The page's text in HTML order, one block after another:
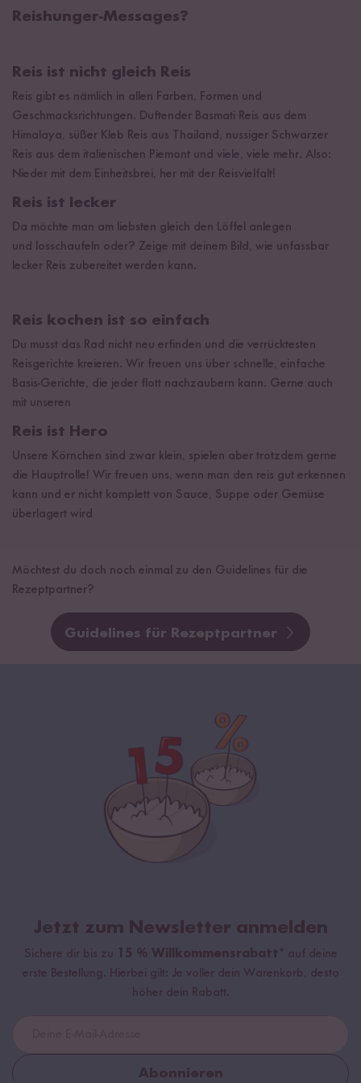
Reishunger-Messages?
Reis ist nicht gleich Reis
Reis gibt es nämlich in allen Farben, Formen und
Geschmacksrichtungen. Duftender Basmati Reis aus dem
Himalaya, süßer Kleb Reis aus Thailand, nussiger Schwarzer
Reis aus dem italienischen Piemont und viele, viele mehr. Also:
Nieder mit dem Einheitsbrei, her mit der Reisvielfalt!
Reis ist lecker
Da möchte man am liebsten gleich den Löffel anlegen
und losschaufeln oder? Zeige mit deinem Bild, wie unfassbar
lecker Reis zubereitet werden kann.
Reis kochen ist so einfach
Du musst das Rad nicht neu erfinden und die verrücktesten
Reisgerichte kreieren. Wir freuen uns über schnelle, einfache
Basis-Gerichte, die jeder flott nachzaubern kann. Gerne auch
mit unseren
Reis ist Hero
Unsere Körnchen sind zwar klein, spielen aber trotzdem gerne
die Hauptrolle! Wir freuen uns, wenn man den reis gut erkennen
kann und er nicht komplett von Sauce, Suppe oder Gemüse
überlagert wird
Möchtest du doch noch einmal zu den Guidelines für die
Rezeptpartner?
Guidelines für Rezeptpartner
Jetzt zum Newsletter anmelden
Sichere dir bis zu 15 % Willkommensrabatt* auf deine
erste Bestellung. Hierbei gilt: Je voller dein Warenkorb, desto
höher dein Rabatt.
Abonnieren